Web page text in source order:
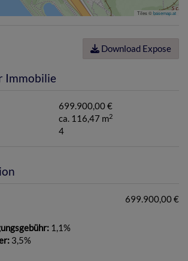
Tiles ©basemap.at
Download Expose
Immobilie
699.900,00 €
ca. 116,47 m2
4
699.900,00 €
1,1%
3,5%